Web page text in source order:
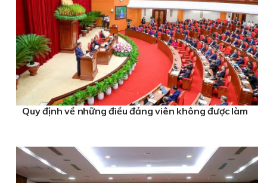
Quy định về những điều đảng viên không được làm